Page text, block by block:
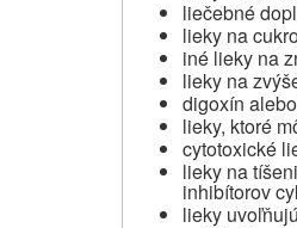
liečebné
lieky na
iné lieky na
lieky na
digoxín
lieky, ktoré
cytotoxické
lieky na
inhibítorov
lieky